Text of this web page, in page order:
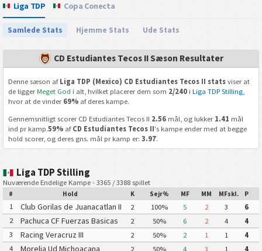
Liga TDP Copa Conecta
Samlede Stats Hjemme Stats Ude Stats
CD Estudiantes Tecos II Sæson Resultater
Denne sæson af Liga TDP (Mexico) CD Estudiantes Tecos II statsviser at
de liggerMeget God i alt, hvilket placerer dem som 2/240i Liga TDP Stilling,
hvor at de vinder 69%af deres kampe.
Gennemsnitligt scorer CD Estudiantes Tecos II 2.56mål, og lukker 1.41 mål
ind pr kamp.59%af CD Estudiantes Tecos II's kampe ender med at begge
hold scorer, og deres gns. mål pr kamp er: 3.97.
Liga TDP Stilling
Nuværende Endelige Kampe - 3365 / 3388 spillet
# Hold K Sejr% MF MM MFskl. P
1 Club Gorilas de Juanacatlan II 2 100% 5 2 3
6
2
Pachuca CF Fuerzas Basicas
Pachuca CF III
2 50% 6 2 4
4
3
Racing Veracruz III 2 50% 2 1 1
4
4
Morelia Ud Michoacana 2 50% 4 3 1
4